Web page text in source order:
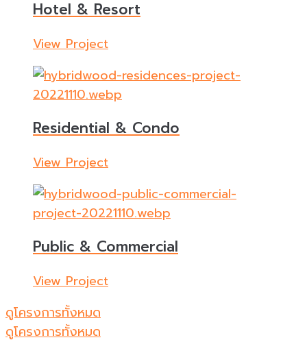
Hotel & Resort
View Project
Residential & Condo
View Project
Public & Commercial
View Project
ดูโครงการทั้งหมด
ดูโครงการทั้งหมด